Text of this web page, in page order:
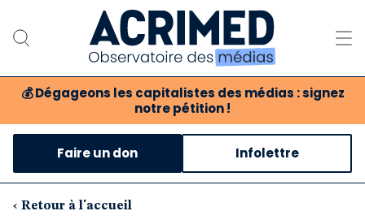
💰 Dégageons les capitalistes des médias : signez
notre pétition !
Notre association
Notre critique des médias
Nos propositions
Faire un don Infolettre
‹ Retour à l'accueil